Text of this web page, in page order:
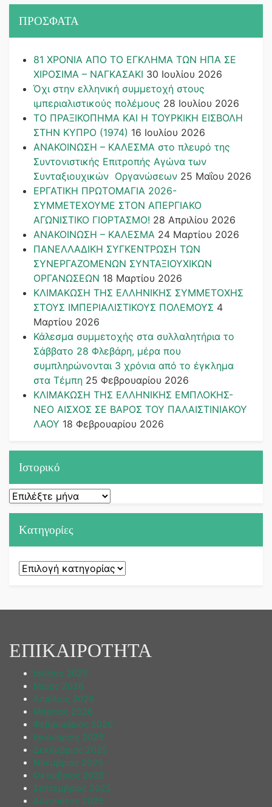
ΠΡΟΣΦΑΤΑ
81 ΧΡΟΝΙΑ ΑΠΟ ΤΟ ΕΓΚΛΗΜΑ ΤΩΝ ΗΠΑ ΣΕ
ΧΙΡΟΣΙΜΑ – ΝΑΓΚΑΣΑΚΙ 30 Ιουλίου 2026
Όχι στην ελληνική συμμετοχή στους
ιμπεριαλιστικούς πολέμους 28 Ιουλίου 2026
ΤΟ ΠΡΑΞΙΚΟΠΗΜΑ ΚΑΙ H ΤΟΥΡΚΙΚΗ ΕΙΣΒΟΛΗ
ΣΤΗΝ ΚΥΠΡΟ (1974) 16 Ιουλίου 2026
ΑΝΑΚΟΙΝΩΣΗ – ΚΑΛΕΣΜΑ στο πλευρό της
Συντονιστικής Επιτροπής Αγώνα των
Συνταξιουχικών Οργανώσεων 25 Μαΐου 2026
ΕΡΓΑΤΙΚΗ ΠΡΩΤΟΜΑΓΙΑ 2026-
ΣΥΜΜΕΤΕΧΟΥΜΕ ΣΤΟΝ ΑΠΕΡΓΙΑΚΟ
ΑΓΩΝΙΣΤΙΚΟ ΓΙΟΡΤΑΣΜΟ! 28 Απριλίου 2026
ΑΝΑΚΟΙΝΩΣΗ – ΚΑΛΕΣΜΑ 24 Μαρτίου 2026
ΠΑΝΕΛΛΑΔΙΚΗ ΣΥΓΚΕΝΤΡΩΣΗ ΤΩΝ
ΣΥΝΕΡΓΑΖΟΜΕΝΩΝ ΣΥΝΤΑΞΙΟΥΧΙΚΩΝ
ΟΡΓΑΝΩΣΕΩΝ 18 Μαρτίου 2026
ΚΛΙΜΑΚΩΣΗ ΤΗΣ ΕΛΛΗΝΙΚΗΣ ΣΥΜΜΕΤΟΧΗΣ
ΣΤΟΥΣ ΙΜΠΕΡΙΑΛΙΣΤΙΚΟΥΣ ΠΟΛΕΜΟΥΣ 4
Μαρτίου 2026
Κάλεσμα συμμετοχής στα συλλαλητήρια το
Σάββατο 28 Φλεβάρη, μέρα που
συμπληρώνονται 3 χρόνια από το έγκλημα
στα Τέμπη 25 Φεβρουαρίου 2026
ΚΛΙΜΑΚΩΣΗ ΤΗΣ ΕΛΛΗΝΙΚΗΣ ΕΜΠΛΟΚΗΣ-
ΝΕΟ ΑΙΣΧΟΣ ΣΕ ΒΑΡΟΣ ΤΟΥ ΠΑΛΑΙΣΤΙΝΙΑΚΟΥ
ΛΑΟΥ 18 Φεβρουαρίου 2026
Ιστορικό
Ιστορικό
Kατηγορίες
Kατηγορίες
ΕΠΙΚΑΙΡΟΤΗΤΑ
Ιούλιος 2026
Μάιος 2026
Απρίλιος 2026
Μάρτιος 2026
Φεβρουάριος 2026
Ιανουάριος 2026
Δεκέμβριος 2025
Νοέμβριος 2025
Οκτώβριος 2025
Σεπτέμβριος 2025
Αύγουστος 2025